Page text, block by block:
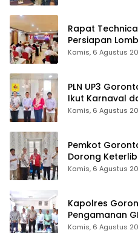
Rapat
Persiapan
Tingkat
Kamis, 6 Agustus
PLN UP3
Ikut Karnaval
Listrik
Kamis, 6 Agustus
Pemkot
Dorong
Kamis, 6 Agustus
Kapolres
Pengamanan
Perkuat Sinergi
Kamis, 6 Agustus